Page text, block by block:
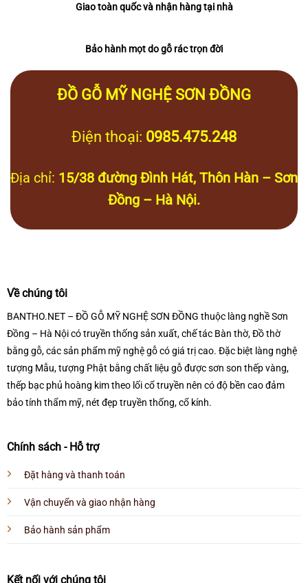
Giao toàn quốc và nhận hàng tại nhà
Bảo hành mọt do gỗ rác trọn đời
ĐỒ GỖ MỸ NGHỆ SƠN ĐỒNG
Điện thoại: 0985.475.248
Địa chỉ: 15/38 đường Đình Hát, Thôn Hàn – Sơn
Đồng – Hà Nội.
Về chúng tôi
BANTHO.NET – ĐỒ GỖ MỸ NGHỆ SƠN ĐỒNG thuộc làng nghề Sơn
Đồng – Hà Nội có truyền thống sản xuất, chế tác Bàn thờ, Đồ thờ
bằng gỗ, các sản phẩm mỹ nghệ gỗ có giá trị cao. Đặc biệt làng nghệ
tượng Mẫu, tượng Phật bằng chất liệu gỗ được sơn son thếp vàng,
thếp bạc phủ hoàng kim theo lối cổ truyền nên có độ bền cao đảm
bảo tính thẩm mỹ, nét đẹp truyền thống, cổ kính.
Chính sách - Hỗ trợ
Đặt hàng và thanh toán
Vận chuyển và giao nhận hàng
Bảo hành sản phẩm
Kết nối với chúng tôi